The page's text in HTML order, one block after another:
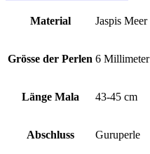
Material Jaspis Meer
Grösse der Perlen 6 Millimeter
Länge Mala 43-45 cm
Abschluss Guruperle